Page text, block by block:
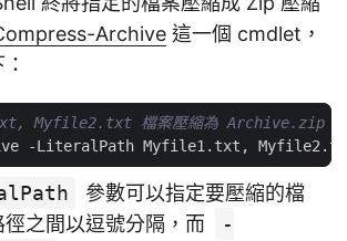
Archive 這一個 cmdlet，
Myfile2.txt 檔案壓縮為 Archive.zip
參數可以指定要壓縮的檔
之間以逗號分隔，而
-